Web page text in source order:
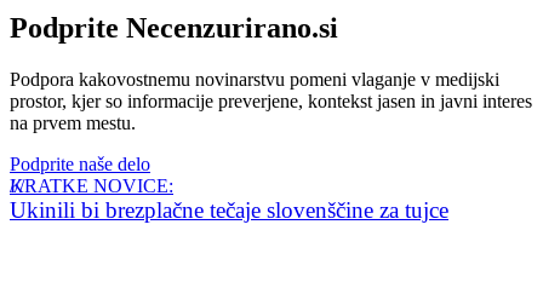
Podprite Necenzurirano.si
Podpora kakovostnemu novinarstvu pomeni vlaganje v medijski
prostor, kjer so informacije preverjene, kontekst jasen in javni interes
na prvem mestu.
Podprite naše delo
KRATKE NOVICE:
Ukinili bi brezplačne tečaje slovenščine za tujce